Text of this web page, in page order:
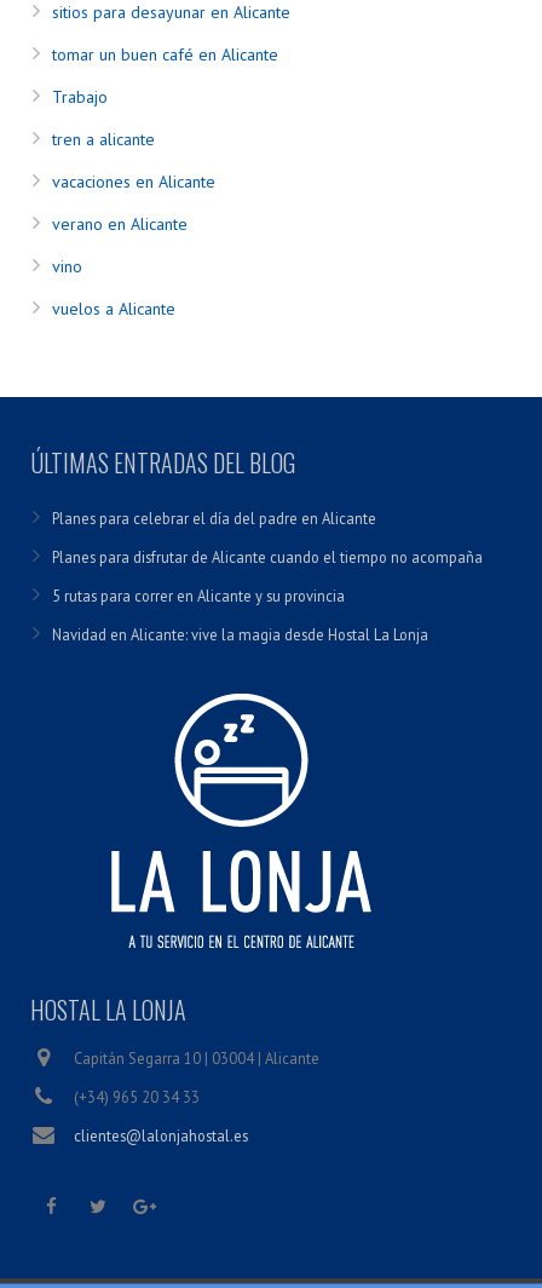
sitios para desayunar en Alicante
tomar un buen café en Alicante
Trabajo
tren a alicante
vacaciones en Alicante
verano en Alicante
vino
vuelos a Alicante
ÚLTIMAS ENTRADAS DEL BLOG
Planes para celebrar el día del padre en Alicante
Planes para disfrutar de Alicante cuando el tiempo no acompaña
5 rutas para correr en Alicante y su provincia
Navidad en Alicante: vive la magia desde Hostal La Lonja
HOSTAL LA LONJA
Capitán Segarra 10 | 03004 | Alicante
(+34) 965 20 34 33
clientes@lalonjahostal.es